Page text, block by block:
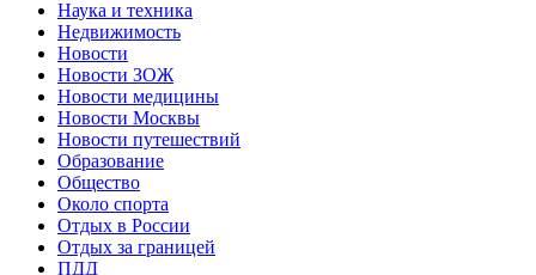
Наука и техника
Недвижимость
Новости
Новости ЗОЖ
Новости медицины
Новости Москвы
Новости путешествий
Образование
Общество
Около спорта
Отдых в России
Отдых за границей
ПДД